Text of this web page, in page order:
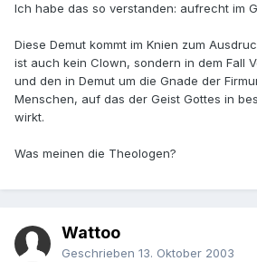
Ich habe das so verstanden: aufrecht im
Diese Demut kommt im Knien zum
ist auch kein Clown, sondern in dem Fall
und den in Demut um die Gnade der
Menschen, auf das der Geist Gottes in
wirkt.
Was meinen die Theologen?
Wattoo
Geschrieben 13. Oktober 2003